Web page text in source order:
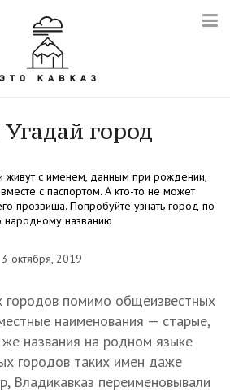
Угадай город
живут с именем, данным при рождении,
с паспортом. А кто-то не может
прозвища. Попробуйте узнать город по
народному названию
3 октября, 2019
городов помимо общеизвестных
наименования — старые,
названия на родном языке
городов таких имен даже
Владикавказ переименовывали